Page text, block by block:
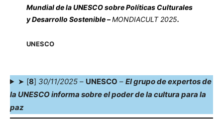
Mundial de la UNESCO sobre Políticas Culturales
y Desarrollo Sostenible –MONDIACULT 2025.
UNESCO
➤ [8] 30/11/2025– UNESCO – El grupo de expertos de
la UNESCO informa sobre el poder de la cultura para la
paz